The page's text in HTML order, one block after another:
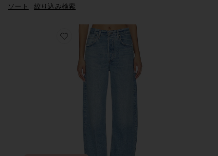
ソート
絞り込み検索
Favorite AYLA デニム